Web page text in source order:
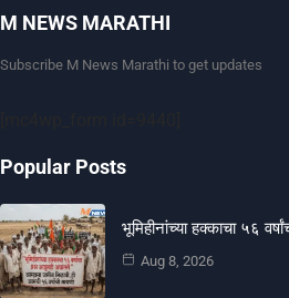
M NEWS MARATHI
Subscribe M News Marathi to get updates
Popular Posts
भूमिहीनांच्या हक्काचा ५६
Aug 8, 2026